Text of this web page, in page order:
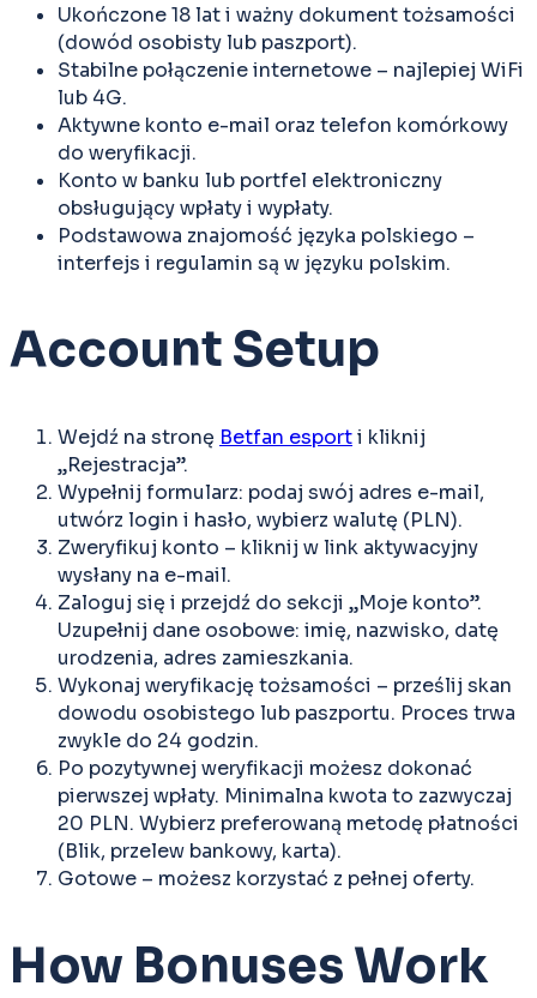
Ukończone 18 lat i ważny dokument tożsamości
(dowód osobisty lub paszport).
Stabilne połączenie internetowe – najlepiej WiFi
lub 4G.
Aktywne konto e-mail oraz telefon komórkowy
do weryfikacji.
Konto w banku lub portfel elektroniczny
obsługujący wpłaty i wypłaty.
Podstawowa znajomość języka polskiego –
interfejs i regulamin są w języku polskim.
Account Setup
Wejdź na stronę Betfan esporti kliknij
„Rejestracja”.
Wypełnij formularz: podaj swój adres e-mail,
utwórz login i hasło, wybierz walutę (PLN).
Zweryfikuj konto – kliknij w link aktywacyjny
wysłany na e-mail.
Zaloguj się i przejdź do sekcji „Moje konto”.
Uzupełnij dane osobowe: imię, nazwisko, datę
urodzenia, adres zamieszkania.
Wykonaj weryfikację tożsamości – prześlij skan
dowodu osobistego lub paszportu. Proces trwa
zwykle do 24 godzin.
Po pozytywnej weryfikacji możesz dokonać
pierwszej wpłaty. Minimalna kwota to zazwyczaj
20 PLN. Wybierz preferowaną metodę płatności
(Blik, przelew bankowy, karta).
Gotowe – możesz korzystać z pełnej oferty.
How Bonuses Work